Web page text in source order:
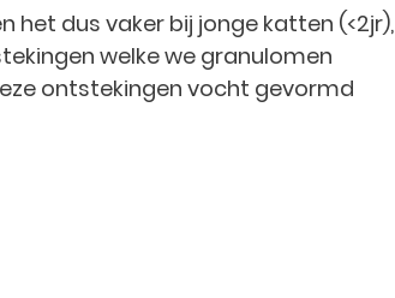
het dus vaker bij jonge katten (<2jr),
welke we granulomen
ontstekingen vocht gevormd